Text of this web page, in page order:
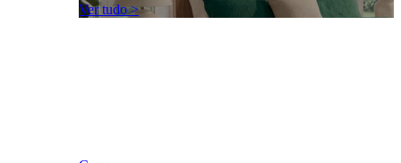
Ver tudo >